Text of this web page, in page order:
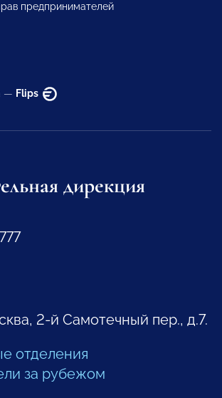
предпринимателей
— Flips
дирекция
2-й Самотечный пер., д.7.
отделения
за рубежом